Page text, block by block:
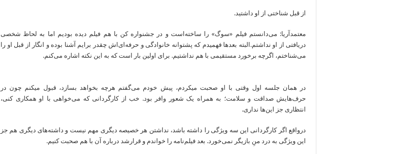
از قبل شناختی از او داشتید.
معتمدآریا: می‌دانستم فیلم «سوگ» را ساخته‌است و در جشنواره کن با هم فیلم دیده بودیم اما به لحاظ شخصی
دریافتی از او نداشتم.البته بعدها فهمیدم که پشتوانه خانوادگی و حرفه‌ای‌اش چقدر برایم آشنا بوده و انگار از قبل او را
می‌شناختم، اگرچه برخورد مستقیمی با هم نداشتیم. برای اولین بار است که به این نکته اشاره می‌کنم.
در همان جلسه اول وقتی با او صحبت می‎کردم، پیش خودم می‌گفتم هرچه بخواهد بسازد، قبول می‎کنم چون در
حرف‌هایش صداقت و سلامت؛ به همراه یک شعور وافر بود. خب از کارگردانی که می‌خواهی با او همکاری کنی،
انتظاری جز این‌ها نداری.
درواقع اگر کارگردانی این سه ویژگی را داشته باشد، نداشتن هر خصیصه دیگری مهم نیست و داشته‌های دیگری هم جز
این ویژگی به درد منِ بازیگر نمی‌خورد. بعد فیلم‌نامه را خواندم و قرارشد درباره آن با هم صحبت کنیم.